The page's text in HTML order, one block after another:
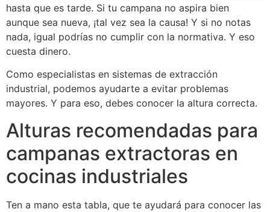
hasta que es tarde. Si tu campana no aspira bien
aunque sea nueva, ¡tal vez sea la causa! Y si no notas
nada, igual podrías no cumplir con la normativa. Y eso
cuesta dinero.
Como especialistas en sistemas de extracción
industrial, podemos ayudarte a evitar problemas
mayores. Y para eso, debes conocer la altura correcta.
Alturas recomendadas para
campanas extractoras en
cocinas industriales
Ten a mano esta tabla, que te ayudará para conocer las